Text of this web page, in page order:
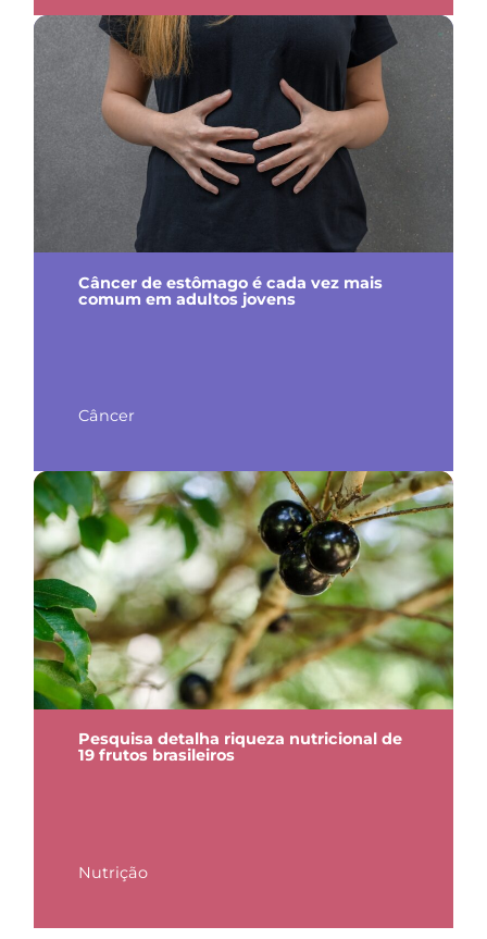
Câncer de estômago é cada vez mais
comum em adultos jovens
Câncer
Pesquisa detalha riqueza nutricional de
19 frutos brasileiros
Nutrição